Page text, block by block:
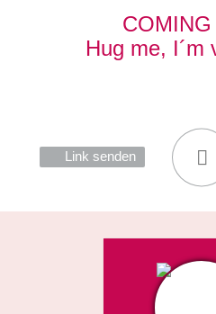
COMING
Hug me, I´m
Link senden